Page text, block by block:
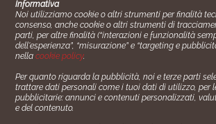
Cucinare.it è un marchio commerciale di
copyright 2014 - 2024 P.IVA:
Informativa
Noi utilizziamo cookie o altri strumenti per finalità
consenso, anche cookie o altri strumenti di
parti, per altre finalità (“interazioni e funzionalità
dell'esperienza”, “misurazione” e “targeting e
nellacookie policy.
Per quanto riguarda la pubblicità, noi e terze parti
trattare dati personali come i tuoi dati di utilizzo, per
pubblicitarie: annunci e contenuti personalizzati,
e del contenuto.